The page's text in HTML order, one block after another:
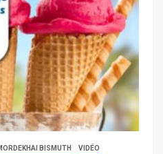
BISMUTH VIDÉO